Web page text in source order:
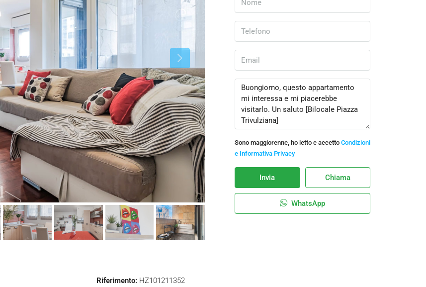
Riferimento: HZ101211352
Sono maggiorenne, ho letto e accetto Condizioni
e Informativa Privacy
Invia Chiama
WhatsApp